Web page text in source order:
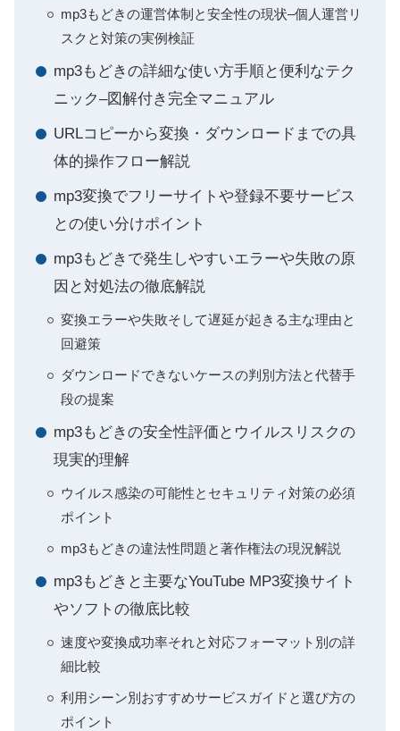
mp3もどきの運営体制と安全性の現状–個人運営リ
スクと対策の実例検証
mp3もどきの詳細な使い方手順と便利なテク
ニック–図解付き完全マニュアル
URLコピーから変換・ダウンロードまでの具
体的操作フロー解説
mp3変換でフリーサイトや登録不要サービス
との使い分けポイント
mp3もどきで発生しやすいエラーや失敗の原
因と対処法の徹底解説
変換エラーや失敗そして遅延が起きる主な理由と
回避策
ダウンロードできないケースの判別方法と代替手
段の提案
mp3もどきの安全性評価とウイルスリスクの
現実的理解
ウイルス感染の可能性とセキュリティ対策の必須
ポイント
mp3もどきの違法性問題と著作権法の現況解説
mp3もどきと主要なYouTube MP3変換サイト
やソフトの徹底比較
速度や変換成功率それと対応フォーマット別の詳
細比較
利用シーン別おすすめサービスガイドと選び方の
ポイント